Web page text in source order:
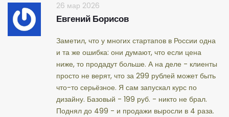
26 мар 2026
Евгений Борисов
Заметил, что у многих стартапов в России одна
и та же ошибка: они думают, что если цена
ниже, то продадут больше. А на деле - клиенты
просто не верят, что за 299 рублей может быть
что-то серьёзное. Я сам запускал курс по
дизайну. Базовый - 199 руб. - никто не брал.
Поднял до 499 - и продажи выросли в 4 раза.